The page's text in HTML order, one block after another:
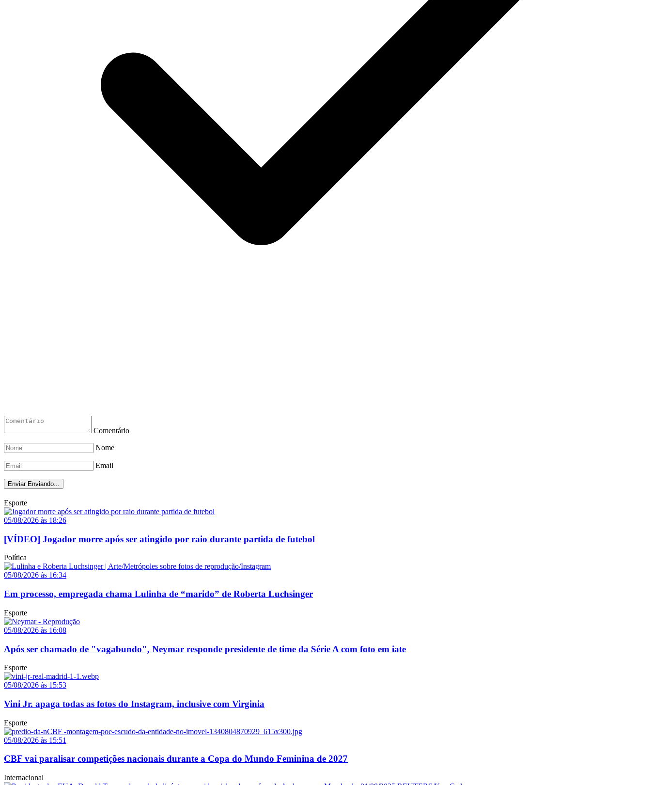
Comentário
Nome
Email
Enviar Enviando...
Esporte
05/08/2026 às 18:26
[VÍDEO] Jogador morre após ser atingido por raio durante partida de futebol
Política
05/08/2026 às 16:34
Em processo, empregada chama Lulinha de “marido” de Roberta Luchsinger
Esporte
05/08/2026 às 16:08
Após ser chamado de "vagabundo", Neymar responde presidente de time da Série A com foto em iate
Esporte
05/08/2026 às 15:53
Vini Jr. apaga todas as fotos do Instagram, inclusive com Virginia
Esporte
05/08/2026 às 15:51
CBF vai paralisar competições nacionais durante a Copa do Mundo Feminina de 2027
Internacional